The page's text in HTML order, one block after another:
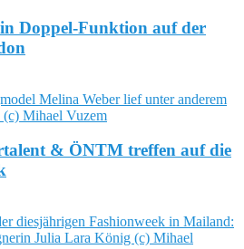
Doppel-Funktion auf der
& ÖNTM treffen auf die